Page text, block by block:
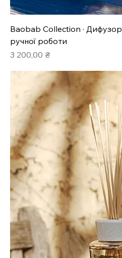
Baobab Collection ·
ручної роботи
Ціна
3 200,00 ₴